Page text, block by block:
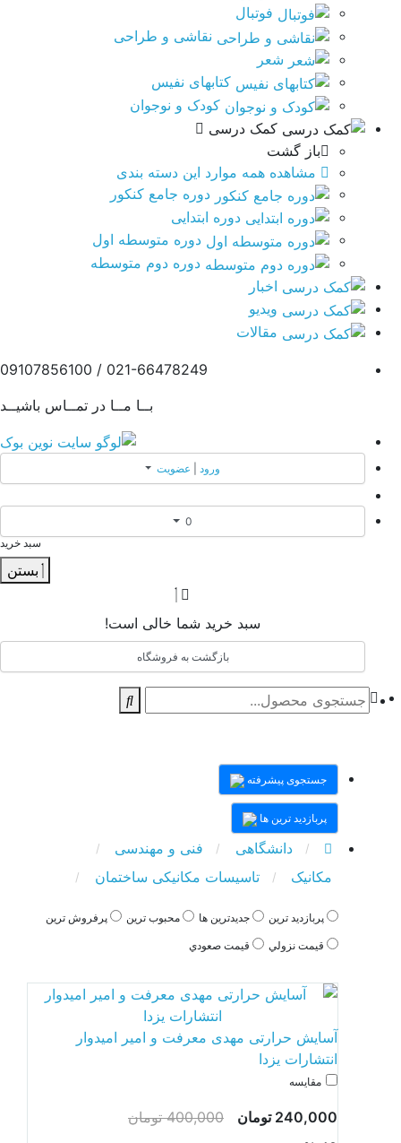
فوتبال
نقاشی و طراحی
شعر
کتابهای نفیس
کودک و نوجوان
کمک درسی
باز گشت
مشاهده همه موارد این دسته بندی
دوره جامع کنکور
دوره ابتدایی
دوره متوسطه اول
دوره دوم متوسطه
اخبار
ویدیو
مقالات
021-66478249 / 09107856100
بــا مــا در تمــاس باشیــد
ورود | عضویت
سبد خرید
سبد خرید شما خالی است!
بازگشت به فروشگاه
جستجوی پیشرفته
پربازدید ترین ها
دانشگاهی
فنی و مهندسی
مکانیک
تاسیسات مکانیکی ساختمان
پربازديد ترين جديدترين ها محبوب ترين پرفروش ترين
قيمت نزولي قيمت صعودي
آسایش حرارتی مهدی معرفت و امیر امیدوار
انتشارات یزدا
مقایسه
240,000 تومان
400,000 تومان